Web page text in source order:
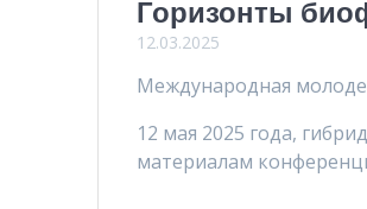
Горизонты
12.03.2025
Международная
12 мая 2025 года,
материалам